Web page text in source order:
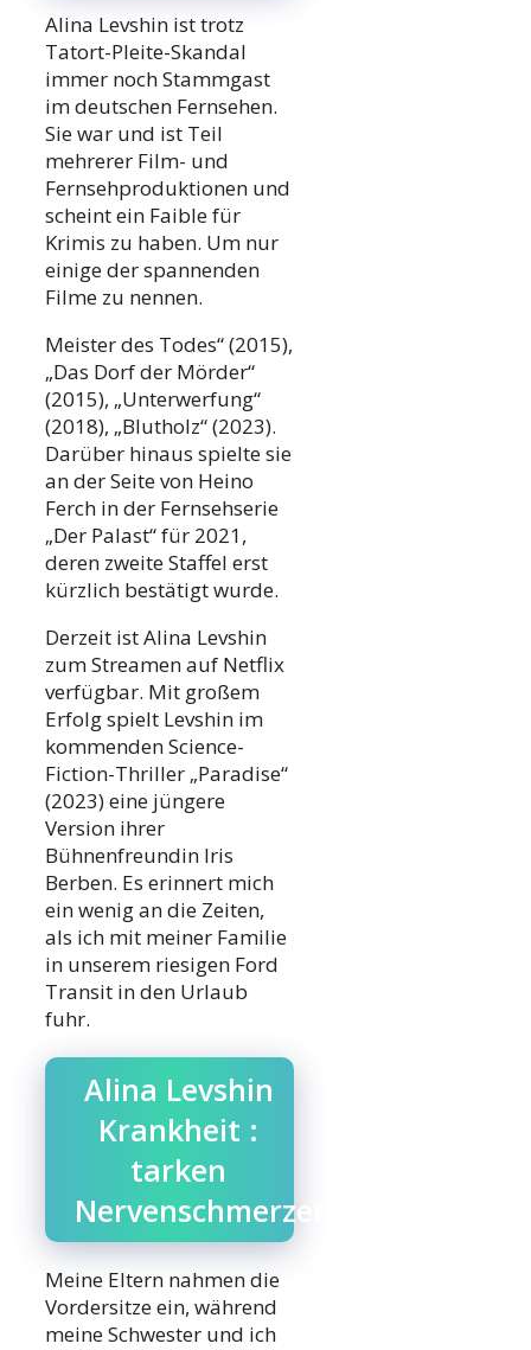
Alina Levshin ist trotz
Tatort-Pleite-Skandal
immer noch Stammgast
im deutschen Fernsehen.
Sie war und ist Teil
mehrerer Film- und
Fernsehproduktionen und
scheint ein Faible für
Krimis zu haben. Um nur
einige der spannenden
Filme zu nennen.
Meister des Todes“ (2015),
„Das Dorf der Mörder“
(2015), „Unterwerfung“
(2018), „Blutholz“ (2023).
Darüber hinaus spielte sie
an der Seite von Heino
Ferch in der Fernsehserie
„Der Palast“ für 2021,
deren zweite Staffel erst
kürzlich bestätigt wurde.
Derzeit ist Alina Levshin
zum Streamen auf Netflix
verfügbar. Mit großem
Erfolg spielt Levshin im
kommenden Science-
Fiction-Thriller „Paradise“
(2023) eine jüngere
Version ihrer
Bühnenfreundin Iris
Berben. Es erinnert mich
ein wenig an die Zeiten,
als ich mit meiner Familie
in unserem riesigen Ford
Transit in den Urlaub
fuhr.
Alina Levshin
Krankheit :
tarken
Nervenschmerzen
Meine Eltern nahmen die
Vordersitze ein, während
meine Schwester und ich